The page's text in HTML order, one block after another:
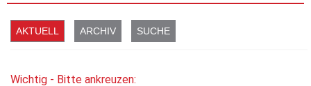
AKTUELL ARCHIV SUCHE
Wichtig - Bitte ankreuzen: